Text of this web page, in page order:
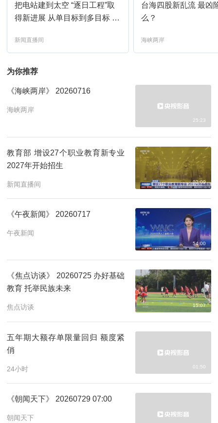
12:00
13:00 新闻联播
13:30
14:00 预约
14:30 环球视线 预约
15:00 24小时 预约
把电站建到太空 “逐日工程”取
得新进展 从单目标到多目标 突
新闻直播间
台海四股新乱流 最凶
么？
海峡两岸
为你推荐
《海峡两岸》 20260716
海峡两岸
25:23
教育部 增设27个职业教育新专业
2027年开始招生
新闻直播间 02:09
《午夜新闻》 20260717
午夜新闻
54:00
《焦点访谈》 20260725 办好基础
教育 托举民族未来
焦点访谈 15:07
五年期大额存单限量回归 额度紧
俏
24小时 01:50
《朝闻天下》 20260729 07:00
朝闻天下